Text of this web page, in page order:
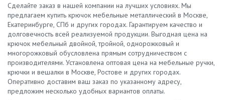
Сделайте заказ в нашей компании на лучших условиях. Мы
предлагаем купить крючок мебельные металлический в Москве,
Екатеринбурге, СПб и других городах. Гарантируем качество и
долговечность всей реализуемой продукции. Выгодная цена на
крючок мебельный двойной, тройной, однорожковый и
многорожковый обусловлена прямым сотрудничеством с
производителями. Установлена оптовая цена на мебельные ручки,
крючки и вешалки в Москве, Ростове и других городах.
Оперативно доставим ваш заказ по указанному адресу,
предложим несколько удобных вариантов оплаты.